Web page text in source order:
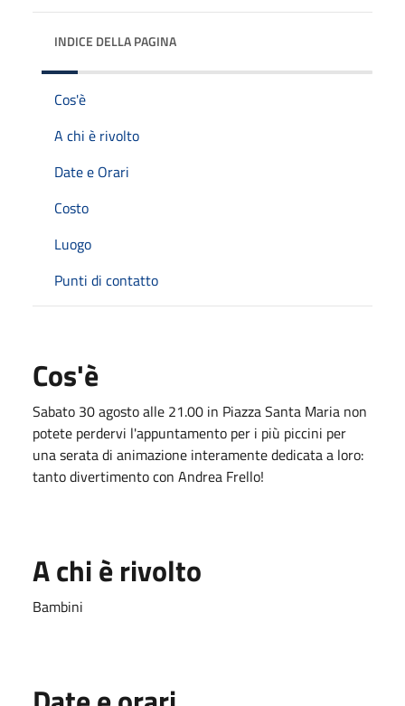
INDICE DELLA PAGINA
Cos'è
A chi è rivolto
Date e Orari
Costo
Luogo
Punti di contatto
Cos'è
Sabato 30 agosto alle 21.00 in Piazza Santa Maria non
potete perdervi l'appuntamento per i più piccini per
una serata di animazione interamente dedicata a loro:
tanto divertimento con Andrea Frello!
A chi è rivolto
Bambini